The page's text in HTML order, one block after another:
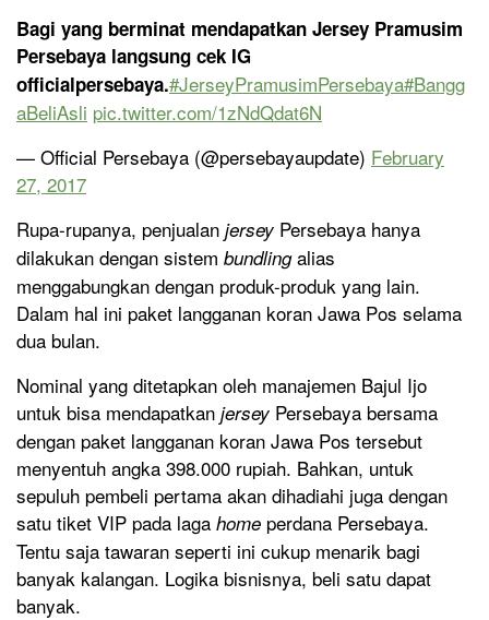
Bagi yang berminat mendapatkan Jersey Pramusim
Persebaya langsung cek IG
officialpersebaya.#JerseyPramusimPersebaya#Bangg
aBeliAsli pic.twitter.com/1zNdQdat6N
— Official Persebaya (@persebayaupdate) February
27, 2017
Rupa-rupanya, penjualan jersey Persebaya hanya
dilakukan dengan sistem bundlingalias
menggabungkan dengan produk-produk yang lain.
Dalam hal ini paket langganan koran Jawa Pos selama
dua bulan.
Nominal yang ditetapkan oleh manajemen Bajul Ijo
untuk bisa mendapatkan jersey Persebaya bersama
dengan paket langganan koran Jawa Pos tersebut
menyentuh angka 398.000 rupiah. Bahkan, untuk
sepuluh pembeli pertama akan dihadiahi juga dengan
satu tiket VIP pada laga home perdana Persebaya.
Tentu saja tawaran seperti ini cukup menarik bagi
banyak kalangan. Logika bisnisnya, beli satu dapat
banyak.